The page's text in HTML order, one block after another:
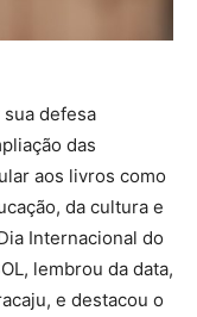
defesa
das
aos livros como
da cultura e
Internacional do
lembrou da data,
e destacou o